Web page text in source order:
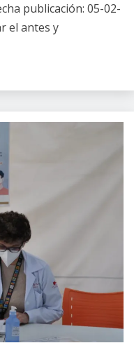
publicación: 05-02-
el antes y